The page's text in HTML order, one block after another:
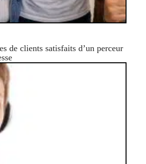
de clients satisfaits d’un perceur